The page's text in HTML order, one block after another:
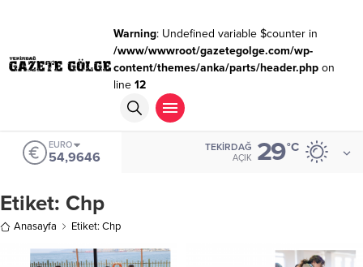
Warning: Undefined variable $counter in
/www/wwwroot/gazetegolge.com/wp-
content/themes/anka/parts/header.phpon
line 12
EURO
54,9646
TEKIRDAĞ
AÇIK 29°C
Etiket: Chp
Anasayfa Etiket: Chp